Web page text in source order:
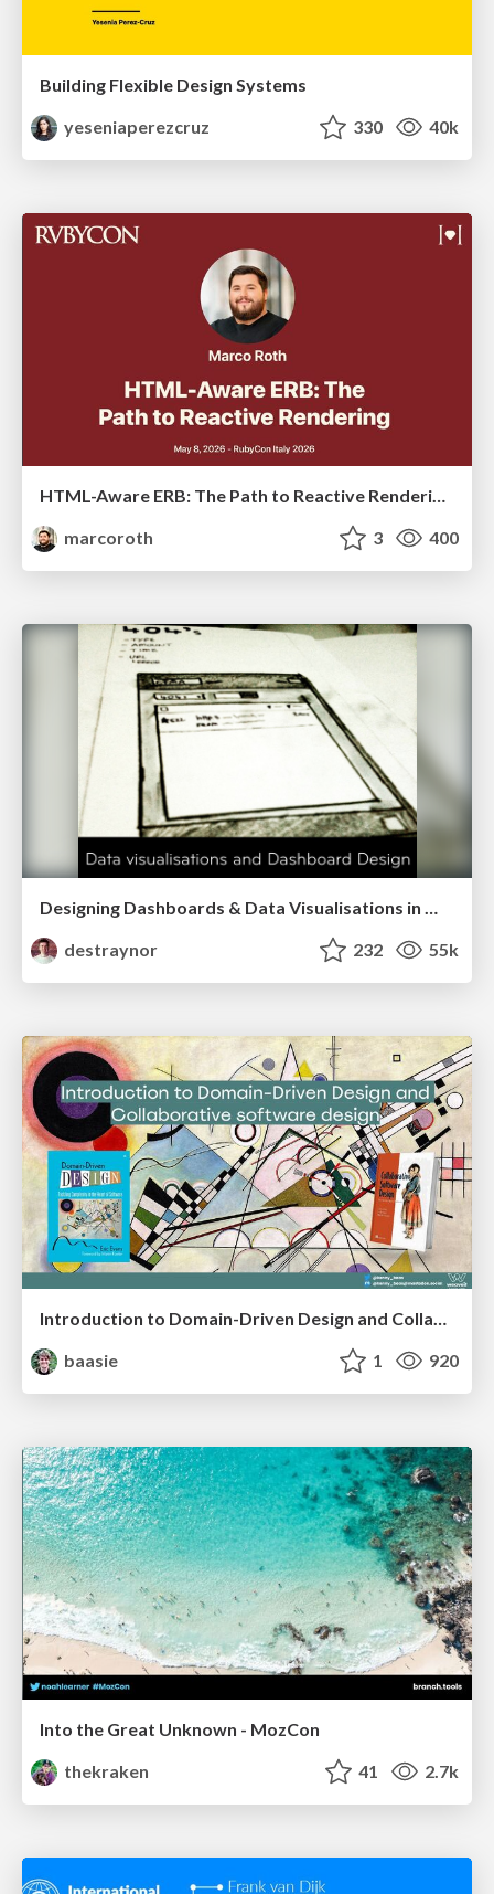
Building Flexible Design Systems
yeseniaperezcruz
330 40k
HTML-Aware ERB: The Path to Reactive Rendering @ RubyCon 2026, Rimini, Italy
marcoroth
3 400
destraynor
232 55k
Introduction to Domain-Driven Design and Collaborative software design
baasie
1 920
Into the Great Unknown - MozCon
thekraken
41 2.7k